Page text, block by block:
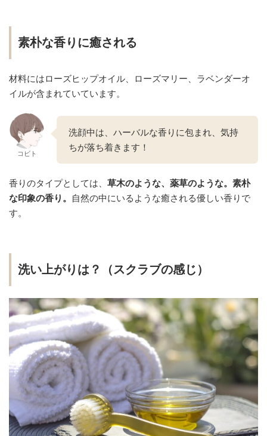
素朴な香りに癒される
材料にはローズヒップオイル、ローズマリー、ラベンダーオ
イルが含まれていています。
コビト
洗顔中は、ハーバルな香りに包まれ、気持
ちが落ち着きます！
香りのタイプとしては、 草木のような、薬草のような。素朴
な印象の香り。 自然の中にいるような癒される優しい香りで
す。
洗い上がりは？（スクラブの感じ）